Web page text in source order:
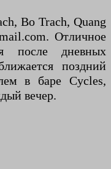
Bo Trach, Quang
Отличное
после дневных
поздний
в баре Cycles,
вечер.